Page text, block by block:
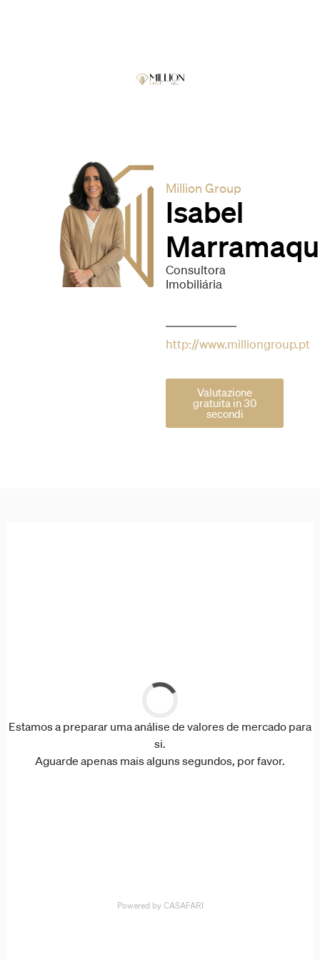
Million Group
Isabel
Consultora
Imobiliária
http://www.milliongroup.pt
Valutazione
gratuita in 30
secondi